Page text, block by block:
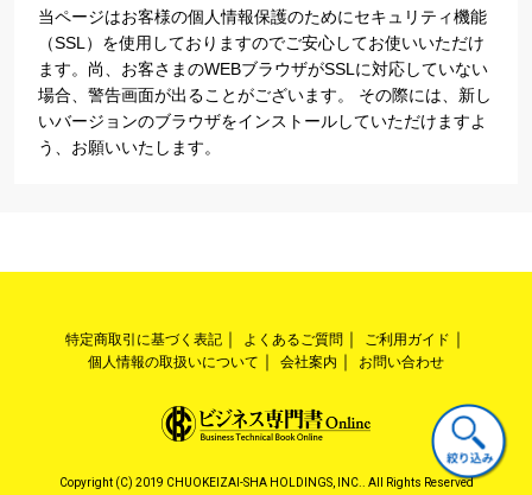
当ページはお客様の個人情報保護のためにセキュリティ機能
（SSL）を使用しておりますのでご安心してお使いいただけ
ます。尚、お客さまのWEBブラウザがSSLに対応していない
場合、警告画面が出ることがございます。 その際には、新し
いバージョンのブラウザをインストールしていただけますよ
う、お願いいたします。
特定商取引に基づく表記 よくあるご質問
ご利用ガイド
個人情報の取扱いについて
会社案内 お問い合わせ
Copyright (C) 2019 CHUOKEIZAI-SHA HOLDINGS, INC.. All Rights Reserved